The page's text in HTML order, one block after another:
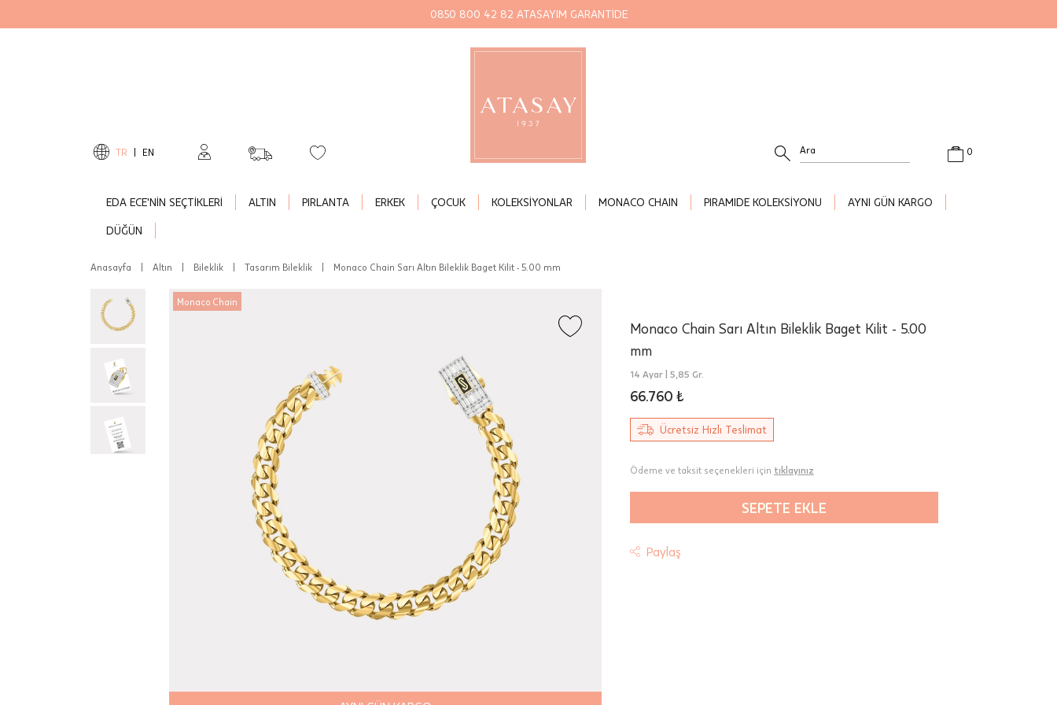
0850 800 42 82 ATASAYIM GARANTİDE
TR EN
EDA ECE'NİN SEÇTİKLERİ ALTIN PIRLANTA ERKEK ÇOCUK KOLEKSİYONLAR MONACO CHAIN PIRAMIDE KOLEKSİYONU AYNI GÜN KARGO
DÜĞÜN
0
Anasayfa Altın Bileklik Tasarım Bileklik Monaco Chain Sarı Altın Bileklik Baget Kilit - 5.00 mm
Monaco Chain
Monaco Chain Sarı Altın Bileklik Baget Kilit - 5.00
mm
14 Ayar | 5,85 Gr.
66.760 ₺
Ücretsiz Hızlı Teslimat
Ödeme ve taksit seçenekleri için tıklayınız
SEPETE EKLE
Paylaş
Teslimat
16:00 arasında verilen siparişler için geçerlidir. Teslimat; sipariş verilen gün